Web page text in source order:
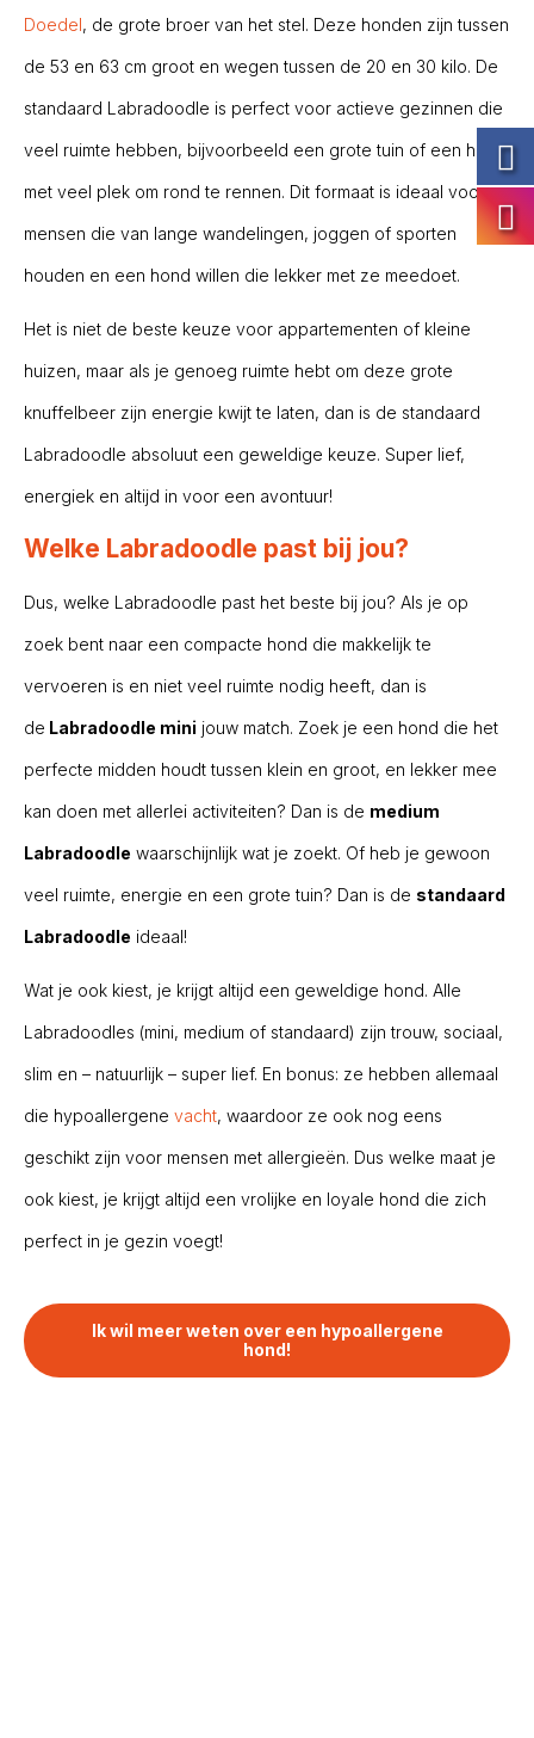
Doedel, de grote broer van het stel. Deze honden zijn tussen
de 53 en 63 cm groot en wegen tussen de 20 en 30 kilo. De
standaard Labradoodle is perfect voor actieve gezinnen die
veel ruimte hebben, bijvoorbeeld een grote tuin of een huis
met veel plek om rond te rennen. Dit formaat is ideaal voor
mensen die van lange wandelingen, joggen of sporten
houden en een hond willen die lekker met ze meedoet.
Het is niet de beste keuze voor appartementen of kleine
huizen, maar als je genoeg ruimte hebt om deze grote
knuffelbeer zijn energie kwijt te laten, dan is de standaard
Labradoodle absoluut een geweldige keuze. Super lief,
energiek en altijd in voor een avontuur!
Welke Labradoodle past bij jou?
Dus, welke Labradoodle past het beste bij jou? Als je op
zoek bent naar een compacte hond die makkelijk te
vervoeren is en niet veel ruimte nodig heeft, dan is
de Labradoodle mini jouw match. Zoek je een hond die het
perfecte midden houdt tussen klein en groot, en lekker mee
kan doen met allerlei activiteiten? Dan is de medium
Labradoodle waarschijnlijk wat je zoekt. Of heb je gewoon
veel ruimte, energie en een grote tuin? Dan is de standaard
Labradoodle ideaal!
Wat je ook kiest, je krijgt altijd een geweldige hond. Alle
Labradoodles (mini, medium of standaard) zijn trouw, sociaal,
slim en – natuurlijk – super lief. En bonus: ze hebben allemaal
die hypoallergene vacht, waardoor ze ook nog eens
geschikt zijn voor mensen met allergieën. Dus welke maat je
ook kiest, je krijgt altijd een vrolijke en loyale hond die zich
perfect in je gezin voegt!
Ik wil meer weten over een hypoallergene
hond!